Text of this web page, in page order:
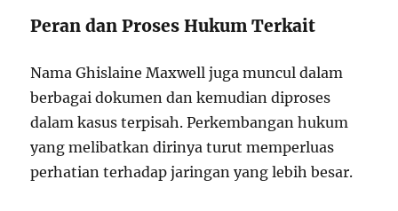
Peran dan Proses Hukum Terkait
Nama Ghislaine Maxwell juga muncul dalam
berbagai dokumen dan kemudian diproses
dalam kasus terpisah. Perkembangan hukum
yang melibatkan dirinya turut memperluas
perhatian terhadap jaringan yang lebih besar.